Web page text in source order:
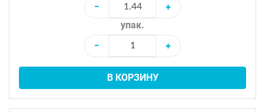
−
+
упак.
−
+
В КОРЗИНУ